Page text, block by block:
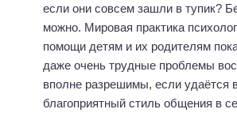
если они совсем зашли в тупик?
можно. Мировая практика
помощи детям и их родителям
даже очень трудные проблемы
вполне разрешимы, если удаётся
благоприятный стиль общения в